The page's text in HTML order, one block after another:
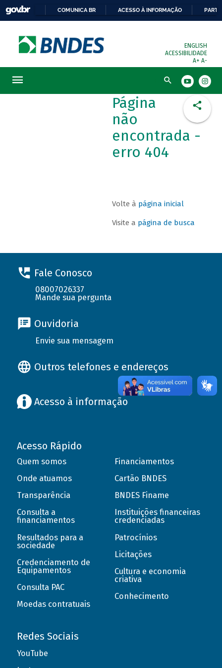
COMUNICA BR ACESSO À INFORMAÇÃO
ENGLISH
ACESSIBILIDADE
A+ A-
Busca
Página
não
encontrada -
erro 404
Volte à página inicial
Visite a página de busca
Fale Conosco
08007026337
Mande sua pergunta
Ouvidoria
Envie sua mensagem
Outros telefones e endereços
Acesso à informação
Acesso Rápido
Quem somos
Onde atuamos
Transparência
Consulta a
financiamentos
Resultados para a
sociedade
Credenciamento de
Equipamentos
Consulta PAC
Moedas contratuais
Financiamentos
Cartão BNDES
BNDES Finame
Instituições financeiras
credenciadas
Patrocínios
Licitações
Cultura e economia
criativa
Conhecimento
Redes Sociais
YouTube